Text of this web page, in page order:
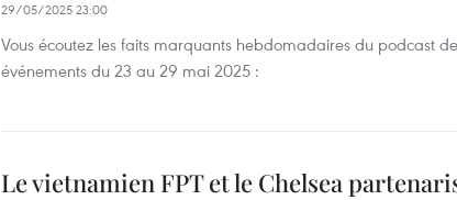
29/05/2025 23:00
Vous écoutez les faits marquants hebdomadaires du podcast
événements du 23 au 29 mai 2025 :
Le vietnamien FPT et le Chelsea